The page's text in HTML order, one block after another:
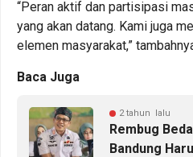
“Peran aktif dan partisipasi
yang akan datang. Kami juga
elemen masyarakat,”
Baca Juga
2 tahun lalu
Rembug
Bandung